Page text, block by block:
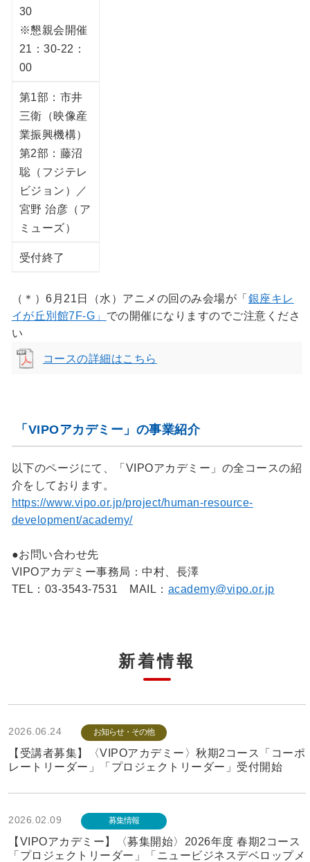
30
※懇親会開催
21：30-22：
00
第1部：市井
三衛（映像産
業振興機構）
第2部：藤沼
聡（フジテレ
ビジョン）／
宮野 治彦（ア
ミューズ）
受付終了
（＊）6月21日（水）アニメの回のみ会場が「 銀座キレ
イが丘別館7F-G」 での開催になりますのでご注意くださ
い
コースの詳細はこちら
「VIPOアカデミー」の事業紹介
以下のページにて、「VIPOアカデミー」の全コースの紹
介をしております。
https://www.vipo.or.jp/project/human-resource-
development/academy/
●お問い合わせ先
VIPOアカデミー事務局：中村、長澤
TEL：03-3543-7531 MAIL： academy@vipo.or.jp
新着情報
2026.06.24 お知らせ・その他
【受講者募集】〈VIPOアカデミー〉秋期2コース「コーポ
レートリーダー」「プロジェクトリーダー」受付開始
2026.02.09 募集情報
【VIPOアカデミー】〈募集開始〉2026年度 春期2コース
「プロジェクトリーダー」「ニュービジネスデベロップメ